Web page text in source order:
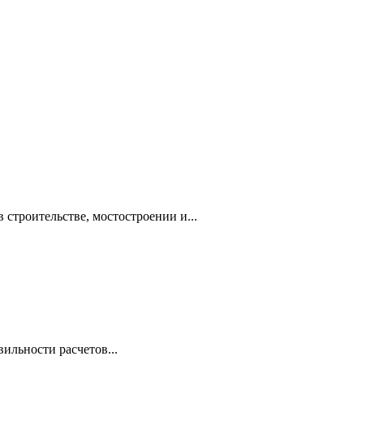
мостостроении и...
расчетов...